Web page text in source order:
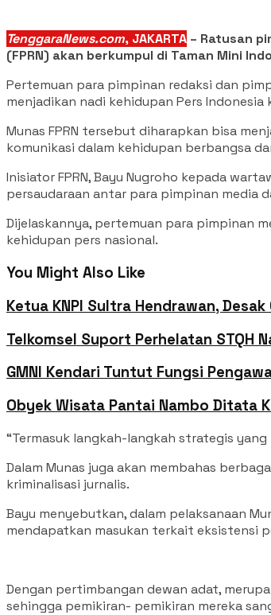
TenggaraNews.com, JAKARTA – Ratusan
(FPRN) akan berkumpul di Taman Mini
Pertemuan para pimpinan redaksi dan
menjadikan nadi kehidupan Pers
Munas FPRN tersebut diharapkan bisa
komunikasi dalam kehidupan berbangsa
Inisiator FPRN, Bayu Nugroho kepada
persaudaraan antar para pimpinan media
Dijelaskannya, pertemuan para pimpinan
kehidupan pers nasional.
You Might Also Like
Ketua KNPI Sultra Hendrawan,
Telkomsel Suport Perhelatan STQH
GMNI Kendari Tuntut Fungsi
Obyek Wisata Pantai Nambo Ditata
“Termasuk langkah-langkah strategis
Dalam Munas juga akan membahas
kriminalisasi jurnalis.
Bayu menyebutkan, dalam pelaksanaan
mendapatkan masukan terkait eksistensi
Dengan pertimbangan dewan adat,
sehingga pemikiran- pemikiran mereka